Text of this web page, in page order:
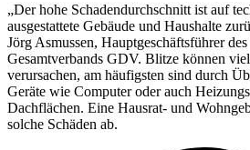
„Der hohe Schadendurchschnitt ist auf
ausgestattete Gebäude und Haushalte
Jörg Asmussen, Hauptgeschäftsführer
Gesamtverbands GDV. Blitze können
verursachen, am häufigsten sind durch
Geräte wie Computer oder auch
Dachflächen. Eine Hausrat- und
solche Schäden ab.